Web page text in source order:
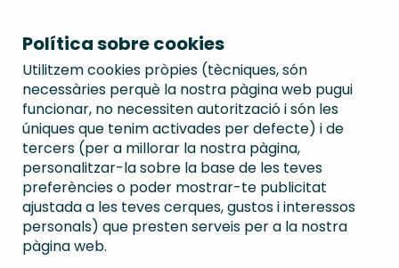
Política sobre cookies
Utilitzem cookies pròpies (tècniques, són
necessàries perquè la nostra pàgina web pugui
funcionar, no necessiten autorització i són les
úniques que tenim activades per defecte) i de
tercers (per a millorar la nostra pàgina,
personalitzar-la sobre la base de les teves
preferències o poder mostrar-te publicitat
ajustada a les teves cerques, gustos i interessos
personals) que presten serveis per a la nostra
pàgina web.